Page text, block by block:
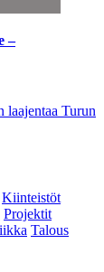
–
laajentaa Turun
Kiinteistöt
Projektit
Talous